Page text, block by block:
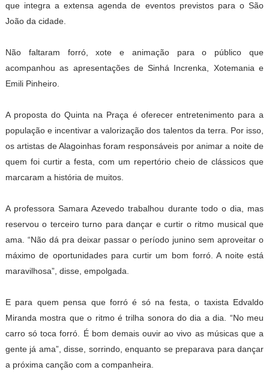
que integra a extensa agenda de eventos previstos para o São
João da cidade.
Não faltaram forró, xote e animação para o público que
acompanhou as apresentações de Sinhá Increnka, Xotemania e
Emili Pinheiro.
A proposta do Quinta na Praça é oferecer entretenimento para a
população e incentivar a valorização dos talentos da terra. Por isso,
os artistas de Alagoinhas foram responsáveis por animar a noite de
quem foi curtir a festa, com um repertório cheio de clássicos que
marcaram a história de muitos.
A professora Samara Azevedo trabalhou durante todo o dia, mas
reservou o terceiro turno para dançar e curtir o ritmo musical que
ama. “Não dá pra deixar passar o período junino sem aproveitar o
máximo de oportunidades para curtir um bom forró. A noite está
maravilhosa”, disse, empolgada.
E para quem pensa que forró é só na festa, o taxista Edvaldo
Miranda mostra que o ritmo é trilha sonora do dia a dia. “No meu
carro só toca forró. É bom demais ouvir ao vivo as músicas que a
gente já ama”, disse, sorrindo, enquanto se preparava para dançar
a próxima canção com a companheira.